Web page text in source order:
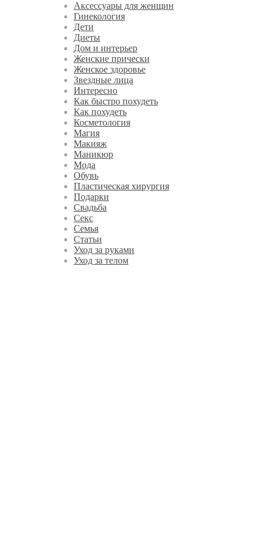
Аксессуары для женщин
Гинекология
Дети
Диеты
Дом и интерьер
Женские прически
Женское здоровье
Звездные лица
Интересно
Как быстро похудеть
Как похудеть
Косметология
Магия
Макияж
Маникюр
Мода
Обувь
Пластическая хирургия
Подарки
Свадьба
Секс
Семья
Статьи
Уход за руками
Уход за телом